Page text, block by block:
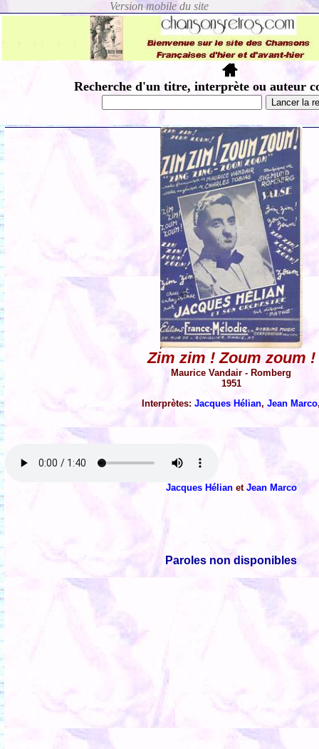
Recherche d'un titre, interprète ou auteur
Zim zim ! Zoum zoum !
Maurice Vandair - Romberg
1951
Interprètes:Jacques Hélian,Jean Marco
Jacques Hélian et Jean Marco
Paroles non disponibles